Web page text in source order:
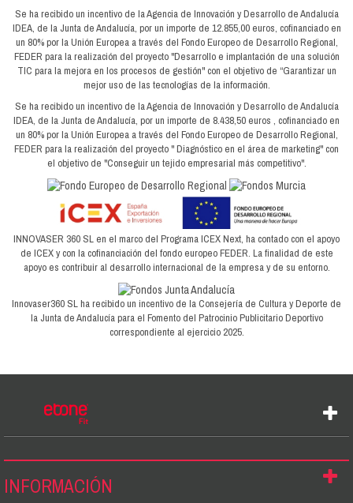
Se ha recibido un incentivo de la Agencia de Innovación y Desarrollo de Andalucía
IDEA, de la Junta de Andalucía, por un importe de 12.855,00 euros, cofinanciado en
un 80% por la Unión Europea a través del Fondo Europeo de Desarrollo Regional,
FEDER para la realización del proyecto "Desarrollo e implantación de una solución
TIC para la mejora en los procesos de gestión" con el objetivo de “Garantizar un
mejor uso de las tecnologías de la información.
Se ha recibido un incentivo de la Agencia de Innovación y Desarrollo de Andalucía
IDEA, de la Junta de Andalucía, por un importe de 8.438,50 euros , cofinanciado en
un 80% por la Unión Europea a través del Fondo Europeo de Desarrollo Regional,
FEDER para la realización del proyecto " Diagnóstico en el área de marketing" con
el objetivo de "Conseguir un tejido empresarial más competitivo".
INNOVASER 360 SL en el marco del Programa ICEX Next, ha contado con el apoyo
de ICEX y con la cofinanciación del fondo europeo FEDER. La finalidad de este
apoyo es contribuir al desarrollo internacional de la empresa y de su entorno.
Innovaser360 SL ha recibido un incentivo de la Consejería de Cultura y Deporte de
la Junta de Andalucía para el Fomento del Patrocinio Publicitario Deportivo
correspondiente al ejercicio 2025.
INFORMACIÓN